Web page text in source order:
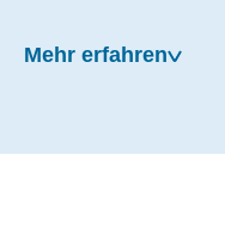
Mehr erfahren